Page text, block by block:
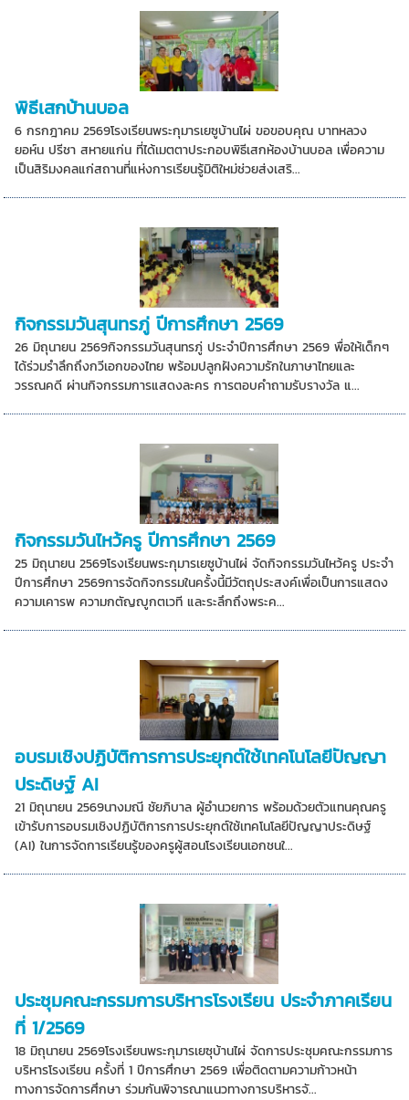
พิธีเสกบ้านบอล
6 กรกฎาคม 2569โรงเรียนพระกุมารเยซูบ้านไผ่ ขอขอบคุณ บาทหลวง
ยอห์น ปรีชา สหายแก่น ที่ได้เมตตาประกอบพิธีเสกห้องบ้านบอล เพื่อความ
เป็นสิริมงคลแก่สถานที่แห่งการเรียนรู้มิติใหม่ช่วยส่งเสริ...
กิจกรรมวันสุนทรภู่ ปีการศึกษา 2569
26 มิถุนายน 2569กิจกรรมวันสุนทรภู่ ประจำปีการศึกษา 2569 พื่อให้เด็กๆ
ได้ร่วมรำลึกถึงกวีเอกของไทย พร้อมปลูกฝังความรักในภาษาไทยและ
วรรณคดี ผ่านกิจกรรมการแสดงละคร การตอบคำถามรับรางวัล แ...
กิจกรรมวันไหว้ครู ปีการศึกษา 2569
25 มิถุนายน 2569โรงเรียนพระกุมารเยซูบ้านไผ่ จัดกิจกรรมวันไหว้ครู ประจำ
ปีการศึกษา 2569การจัดกิจกรรมในครั้งนี้มีวัตถุประสงค์เพื่อเป็นการแสดง
ความเคารพ ความกตัญญูกตเวที และระลึกถึงพระค...
อบรมเชิงปฏิบัติการการประยุกต์ใช้เทคโนโลยีปัญญา
ประดิษฐ์ AI
21 มิถุนายน 2569นางมณี ชัยภิบาล ผู้อำนวยการ พร้อมด้วยตัวแทนคุณครู
เข้ารับการอบรมเชิงปฏิบัติการการประยุกต์ใช้เทคโนโลยีปัญญาประดิษฐ์
(AI) ในการจัดการเรียนรู้ของครูผู้สอนโรงเรียนเอกชนใ...
ประชุมคณะกรรมการบริหารโรงเรียน ประจำภาคเรียน
ที่ 1/2569
18 มิถุนายน 2569โรงเรียนพระกุมารเยซุบ้านไผ่ จัดการประชุมคณะกรรมการ
บริหารโรงเรียน ครั้งที่ 1 ปีการศึกษา 2569 เพื่อติดตามความก้าวหน้า
ทางการจัดการศึกษา ร่วมกันพิจารณาแนวทางการบริหารจั...